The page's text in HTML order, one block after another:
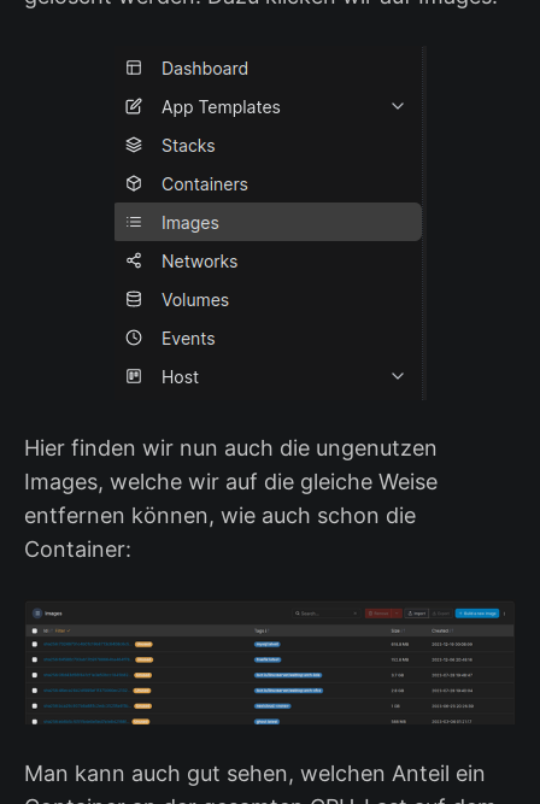
Hier finden wir nun auch die ungenutzen
Images, welche wir auf die gleiche Weise
entfernen können, wie auch schon die
Container:
Man kann auch gut sehen, welchen Anteil ein